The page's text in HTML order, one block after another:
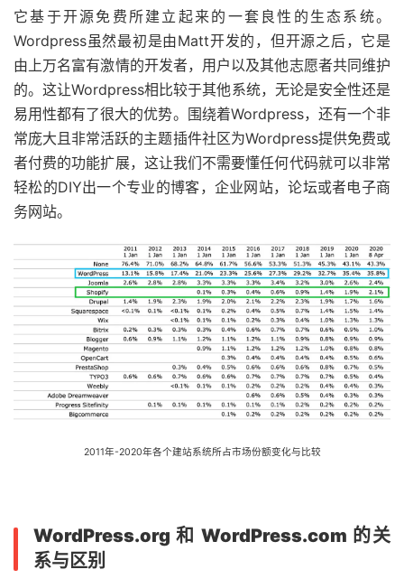
它基于开源免费所建立起来的一套良性的生态系统。
Wordpress虽然最初是由Matt开发的，但开源之后，它是
由上万名富有激情的开发者，用户以及其他志愿者共同维护
的。这让Wordpress相比较于其他系统，无论是安全性还是
易用性都有了很大的优势。围绕着Wordpress，还有一个非
常庞大且非常活跃的主题插件社区为Wordpress提供免费或
者付费的功能扩展，这让我们不需要懂任何代码就可以非常
轻松的DIY出一个专业的博客，企业网站，论坛或者电子商
务网站。
2011年-2020年各个建站系统所占市场份额变化与比较
WordPress.org 和 WordPress.com 的关
系与区别